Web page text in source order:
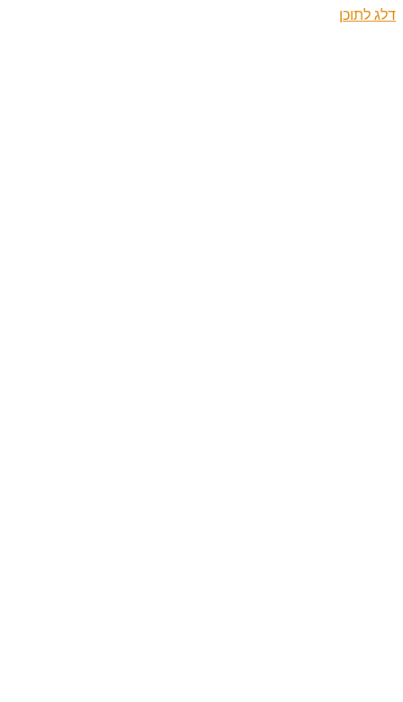
דלג לתוכן